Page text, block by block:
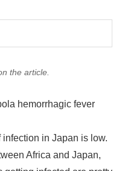
the article.
hemorrhagic fever
infection in Japan is low.
Africa and Japan,